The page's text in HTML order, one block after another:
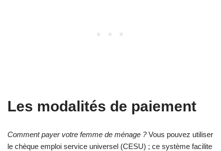
Les modalités de paiement
Comment payer votre femme de ménage ?Vous pouvez utiliser
le chèque emploi service universel (CESU) ; ce système facilite